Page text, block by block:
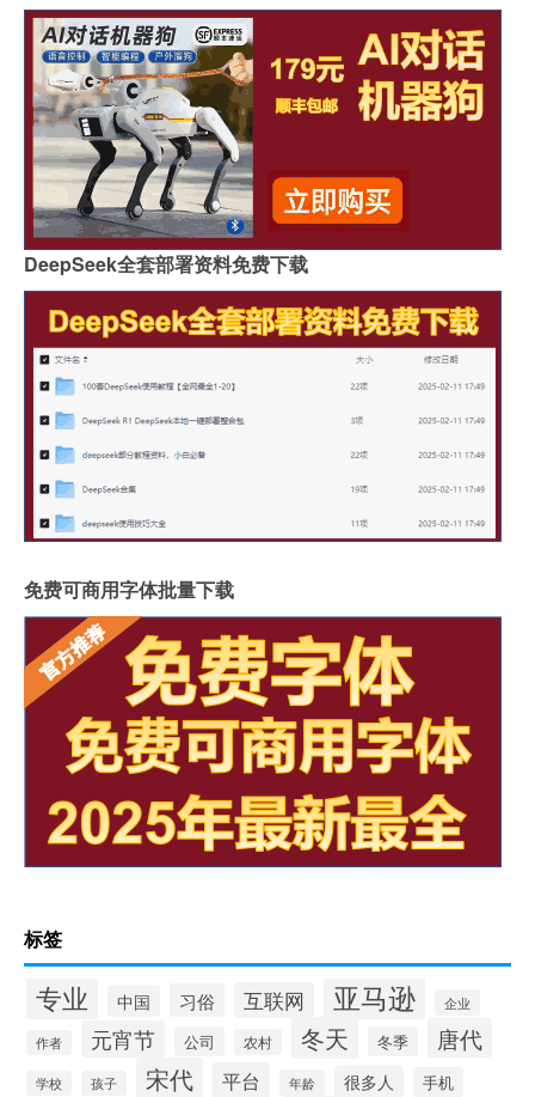
DeepSeek全套部署资料免费下载
免费可商用字体批量下载
标签
专业 中国 习俗 互联网 亚马逊 企业
作者 元宵节 公司 农村 冬天 冬季 唐代
学校 孩子 宋代 平台 年龄 很多人 手机